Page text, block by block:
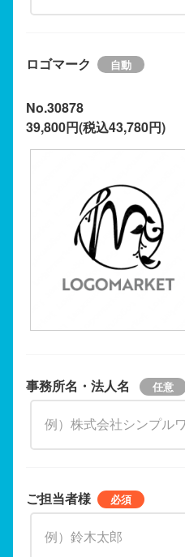
ロゴマーク
No.30878
39,800円(税込43,780円)
事務所名・法人名
ご担当者様